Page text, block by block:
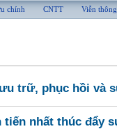
chính CNTT Viễn thông
trữ, phục hồi và
tiến nhất thúc đẩy